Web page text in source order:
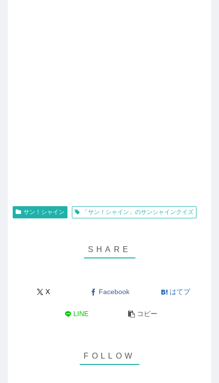
サン！シャイン 「サン！シャイン」のサンシャインクイズ
X Facebook はてブ
LINE コピー